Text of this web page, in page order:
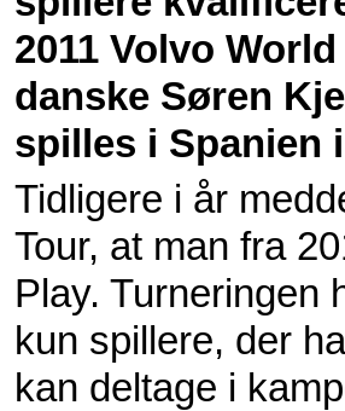
2011 Volvo
danske Søren
spil­les i Spa­nien
Tidli­gere i år
Tour, at man fra
Play. Turne­ringen
kun spillere, der
kan deltage i